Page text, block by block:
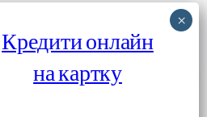
Завантажити
Кредити онлайн
на картку